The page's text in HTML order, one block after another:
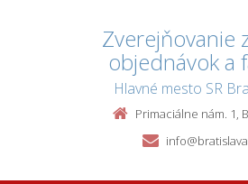
Zverejňovanie
objednávok a
Hlavné mesto SR
Primaciálne nám. 1,